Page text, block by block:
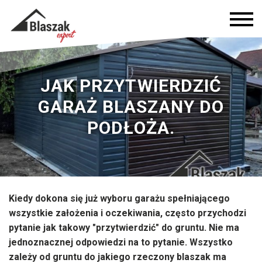
JAK PRZYTWIERDZIĆ
GARAŻ BLASZANY DO
PODŁOŻA.
Kiedy dokona się już wyboru garażu spełniającego
wszystkie założenia i oczekiwania, często przychodzi
pytanie jak takowy "przytwierdzić" do gruntu. Nie ma
jednoznacznej odpowiedzi na to pytanie. Wszystko
zależy od gruntu do jakiego rzeczony blaszak ma